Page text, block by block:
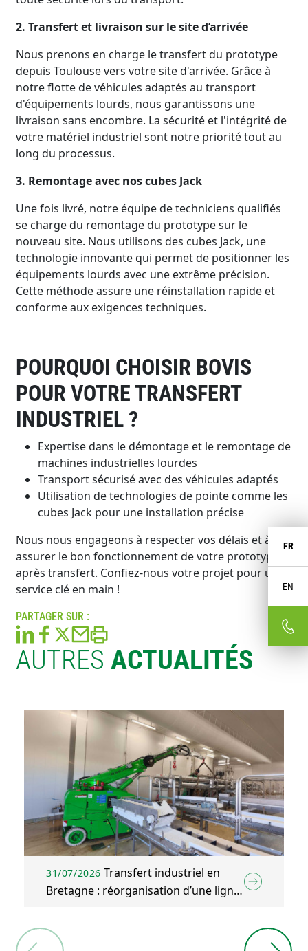
FR
EN
2. Transfert et livraison sur le site d’arrivée
Nous prenons en charge le transfert du prototype
depuis Toulouse vers votre site d'arrivée. Grâce à
notre flotte de véhicules adaptés au transport
d'équipements lourds, nous garantissons une
livraison sans encombre. La sécurité et l'intégrité de
votre matériel industriel sont notre priorité tout au
long du processus.
3. Remontage avec nos cubes Jack
Une fois livré, notre équipe de techniciens qualifiés
se charge du remontage du prototype sur le
nouveau site. Nous utilisons des cubes Jack, une
technologie innovante qui permet de positionner les
équipements lourds avec une extrême précision.
Cette méthode assure une réinstallation rapide et
conforme aux exigences techniques.
POURQUOI CHOISIR BOVIS
POUR VOTRE TRANSFERT
INDUSTRIEL ?
Expertise dans le démontage et le remontage de
machines industrielles lourdes
Transport sécurisé avec des véhicules adaptés
Utilisation de technologies de pointe comme les
cubes Jack pour une installation précise
Nous nous engageons à respecter vos délais et à
assurer le bon fonctionnement de votre prototype
après transfert. Confiez-nous votre projet pour un
service clé en main !
PARTAGER SUR :
AUTRESACTUALITÉS
31/07/2026 Transfert industriel en
Bretagne : réorganisation d’une ligne